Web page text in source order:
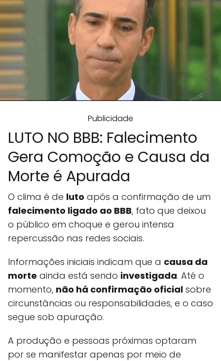
Publicidade
LUTO NO BBB: Falecimento
Gera Comoção e Causa da
Morte é Apurada
O clima é de luto após a confirmação de um
falecimento ligado ao BBB, fato que deixou
o público em choque e gerou intensa
repercussão nas redes sociais.
Informações iniciais indicam que a causa da
morte ainda está sendo investigada. Até o
momento, não há confirmação oficial sobre
circunstâncias ou responsabilidades, e o caso
segue sob apuração.
A produção e pessoas próximas optaram
por se manifestar apenas por meio de